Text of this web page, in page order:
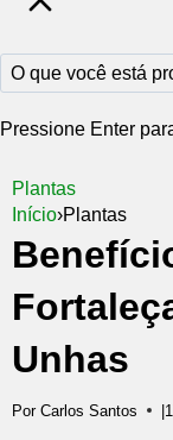
para
conteúdo
principal
Pressione Enter
Plantas
Início›Plantas
Unhas
Por Carlos Santos |